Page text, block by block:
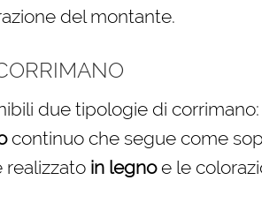
del montante.
due tipologie di corrimano:
continuo che segue come
realizzato in legnoe le